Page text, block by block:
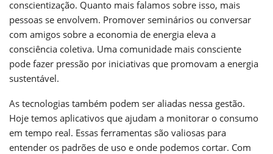
conscientização. Quanto mais falamos sobre isso, mais
pessoas se envolvem. Promover seminários ou conversar
com amigos sobre a economia de energia eleva a
consciência coletiva. Uma comunidade mais consciente
pode fazer pressão por iniciativas que promovam a energia
sustentável.
As tecnologias também podem ser aliadas nessa gestão.
Hoje temos aplicativos que ajudam a monitorar o consumo
em tempo real. Essas ferramentas são valiosas para
entender os padrões de uso e onde podemos cortar. Com